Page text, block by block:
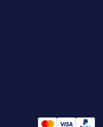
Mastercard
Visa